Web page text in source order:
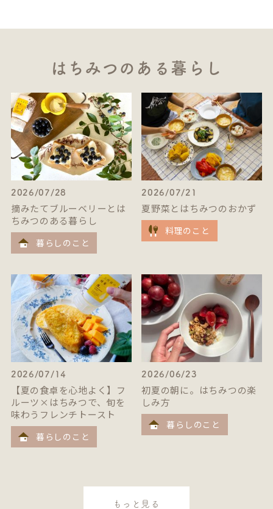
はちみつのある暮らし
2026/07/28
摘みたてブルーベリーとは
ちみつのある暮らし
暮らしのこと
2026/07/21
夏野菜とはちみつのおかず
料理のこと
2026/07/14
【夏の食卓を心地よく】フ
ルーツ×はちみつで、旬を
味わうフレンチトースト
暮らしのこと
2026/06/23
初夏の朝に。はちみつの楽
しみ方
暮らしのこと
もっと見る